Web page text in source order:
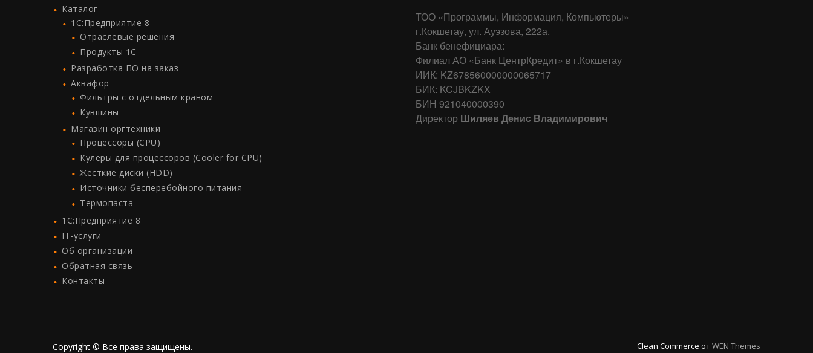
Каталог
1C:Предприятие 8
Отраслевые решения
Продукты 1С
Разработка ПО на заказ
Аквафор
Фильтры с отдельным краном
Кувшины
Магазин оргтехники
Процессоры (СPU)
Кулеры для процессоров (Cooler for CPU)
Жесткие диски (HDD)
Источники бесперебойного питания
Термопаста
1C:Предприятие 8
IT-услуги
Об организации
Обратная связь
Контакты
ТОО «Программы, Информация, Компьютеры»
г.Кокшетау, ул. Ауэзова, 222а.
Банк бенефициара:
Филиал АО «Банк ЦентрКредит» в г.Кокшетау
ИИК: KZ678560000000065717
БИК: KCJBKZKX
БИН 921040000390
Директор Шиляев Денис Владимирович
Copyright © Все права защищены. Clean Commerce отWEN Themes